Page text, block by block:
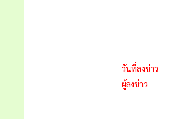
วันที่ลงข่าว
ผู้ลงข่าว